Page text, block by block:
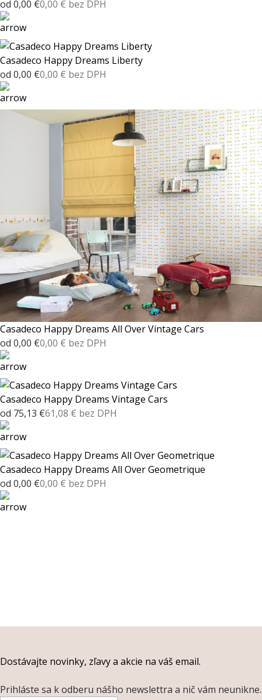
od 0,00 €0,00 € bez DPH
Casadeco Happy Dreams Liberty
od 0,00 €0,00 € bez DPH
Casadeco Happy Dreams All Over Vintage Cars
od 0,00 €0,00 € bez DPH
Casadeco Happy Dreams Vintage Cars
od 75,13 €61,08 € bez DPH
Casadeco Happy Dreams All Over Geometrique
od 0,00 €0,00 € bez DPH
Dostávajte novinky, zľavy a akcie na váš email.
Prihláste sa k odberu nášho newslettra a nič vám neunikne.